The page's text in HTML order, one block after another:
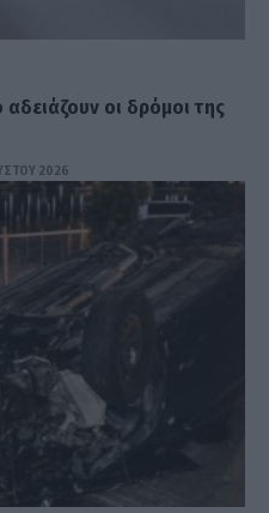
οι δρόμοι της
2026